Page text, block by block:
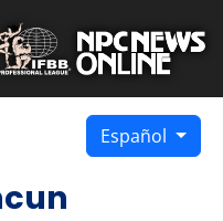
Español